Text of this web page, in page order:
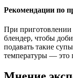
Рекомендации по
При приготовлении
блендер, чтобы
подавать такие
температуры — это